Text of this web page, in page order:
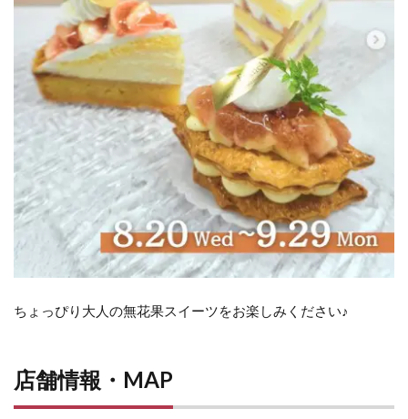
ちょっぴり大人の無花果スイーツをお楽しみください♪
店舗情報・MAP